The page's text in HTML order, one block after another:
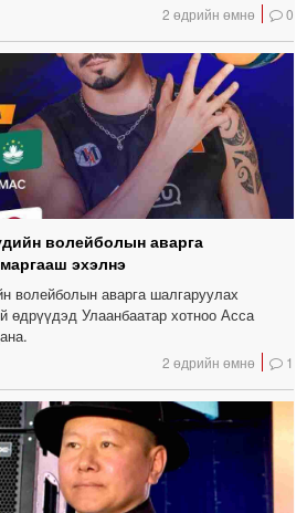
2 өдрийн өмнө 0
волейболын аварга
эхэлнэ
волейболын аварга шалгаруулах
өдрүүдэд Улаанбаатар хотноо Асса
2 өдрийн өмнө 1